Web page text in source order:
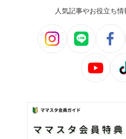
人気記事やお役立ち情